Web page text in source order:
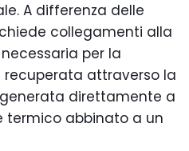
A differenza delle
collegamenti alla
per la
attraverso la
direttamente a
termico abbinato a un